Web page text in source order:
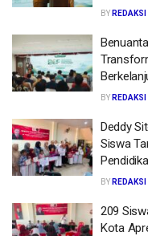
BY REDAKSI
BY REDAKSI
Deddy
Siswa
BY REDAKSI
209
Kota